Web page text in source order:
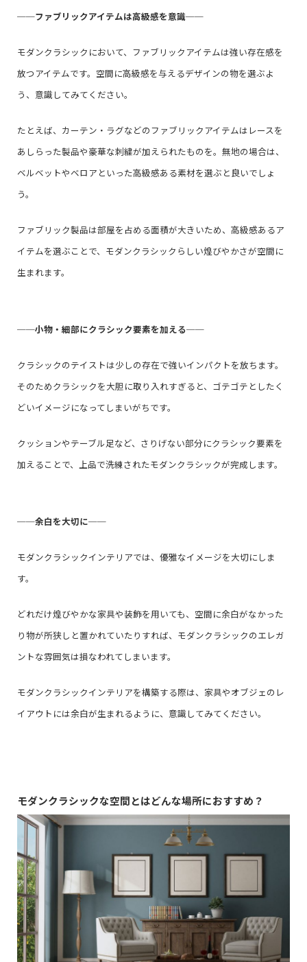
──ファブリックアイテムは高級感を意識──
モダンクラシックにおいて、ファブリックアイテムは強い存在感を
放つアイテムです。空間に高級感を与えるデザインの物を選ぶよ
う、意識してみてください。
たとえば、カーテン・ラグなどのファブリックアイテムはレースを
あしらった製品や豪華な刺繍が加えられたものを。無地の場合は、
ベルベットやベロアといった高級感ある素材を選ぶと良いでしょ
う。
ファブリック製品は部屋を占める面積が大きいため、高級感あるア
イテムを選ぶことで、モダンクラシックらしい煌びやかさが空間に
生まれます。
──小物・細部にクラシック要素を加える──
クラシックのテイストは少しの存在で強いインパクトを放ちます。
そのためクラシックを大胆に取り入れすぎると、ゴテゴテとしたく
どいイメージになってしまいがちです。
クッションやテーブル足など、さりげない部分にクラシック要素を
加えることで、上品で洗練されたモダンクラシックが完成します。
──余白を大切に──
モダンクラシックインテリアでは、優雅なイメージを大切にしま
す。
どれだけ煌びやかな家具や装飾を用いても、空間に余白がなかった
り物が所狭しと置かれていたりすれば、モダンクラシックのエレガ
ントな雰囲気は損なわれてしまいます。
モダンクラシックインテリアを構築する際は、家具やオブジェのレ
イアウトには余白が生まれるように、意識してみてください。
モダンクラシックな空間とはどんな場所におすすめ？